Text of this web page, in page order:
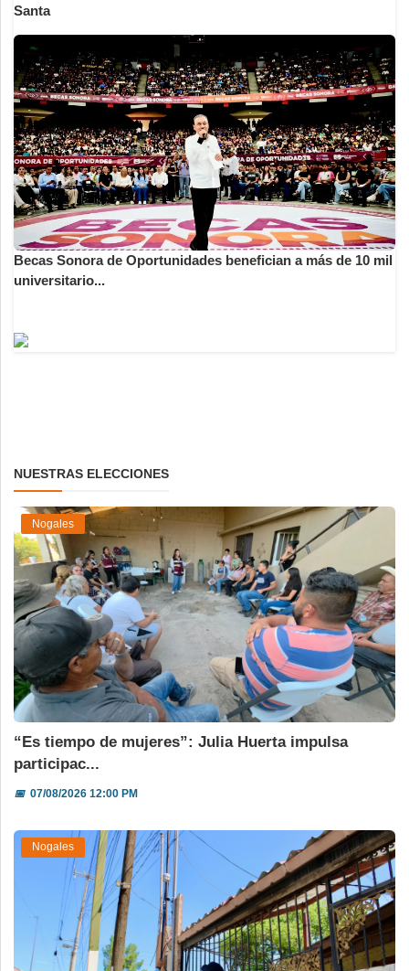
Santa
Becas Sonora de Oportunidades benefician a más de 10 mil
universitario...
NUESTRAS ELECCIONES
Nogales
“Es tiempo de mujeres”: Julia Huerta impulsa
participac...
📅07/08/2026 12:00 PM
Nogales